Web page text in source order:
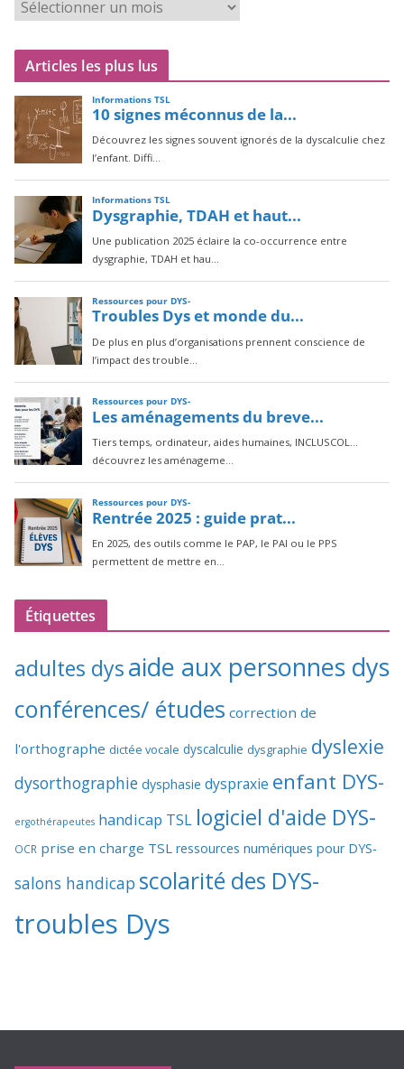
Articles les plus lus
Étiquettes
adultes dysaide aux personnes dys
conférences/ études correction de
l'orthographe dictée vocale dyscalculie dysgraphie dyslexie
dysorthographie dysphasie dyspraxie enfant DYS-
ergothérapeutes handicap TSL logiciel d'aide DYS-
OCR prise en charge TSL ressources numériques pour DYS-
salons handicap scolarité des DYS-
troubles Dys